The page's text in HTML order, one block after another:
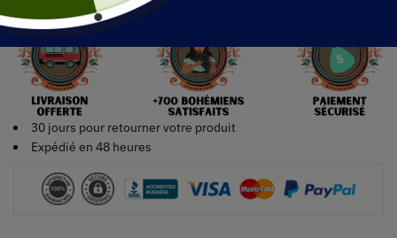
30 jours pour retourner votre produit
Expédié en 48 heures